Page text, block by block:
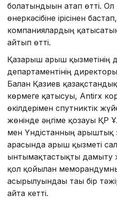
болатындығын атап өтті. Ол
өнеркәсібіне ірісінен
компаниялардың
айтып өтті.
Қазғарыш ғарыш қызметінің
департаментінің
Бағлан Қазиев
көрмеге қатысуы, Antirx
өкілдерімен спутниктік
жөнінде әңгіме қозғауы ҚР
мен Үндістанның
арасында ғарыш қызметі
ынтымақтастықты дамыту
қол қойылған
асырылуындағы тағы бір
айта кетті.